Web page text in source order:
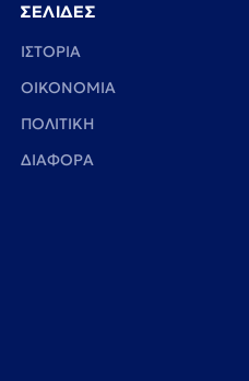
ΣΕΛΙΔΕΣ
ΙΣΤΟΡΙΑ
ΟΙΚΟΝΟΜΙΑ
ΠΟΛΙΤΙΚΗ
ΔΙΑΦΟΡΑ